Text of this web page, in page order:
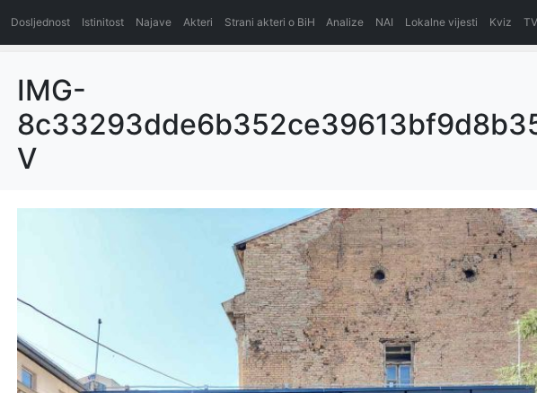
Dosljednost Istinitost Najave Akteri Strani akteri o BiH Analize NAI Lokalne vijesti Kviz TV
IMG-
V